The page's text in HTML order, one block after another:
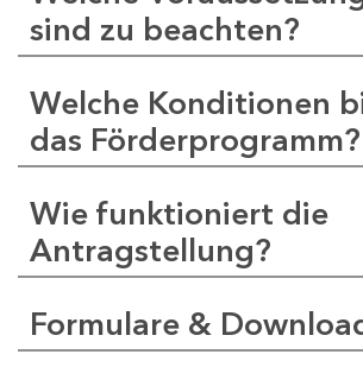
sind zu beachten?
Welche Konditionen
das Förderprogramm?
Wie funktioniert die
Antragstellung?
Formulare &